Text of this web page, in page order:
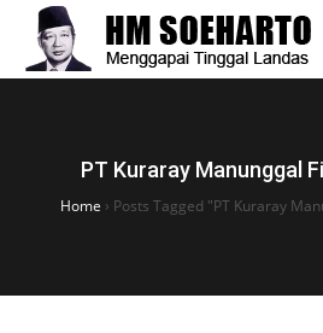
PT Kuraray Manunggal
Home › Posts Tagged "PT Kuraray